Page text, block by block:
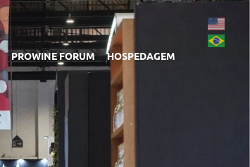
PROWINE FORUM HOSPEDAGEM